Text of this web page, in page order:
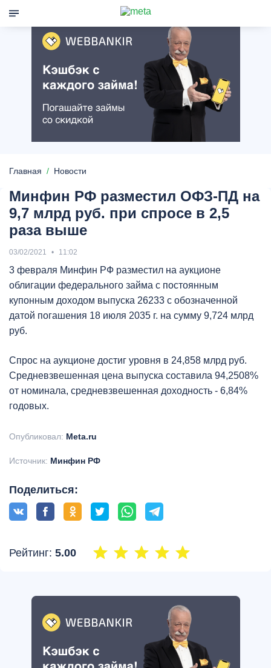
Главная Новости
Минфин РФ разместил ОФЗ-ПД на
9,7 млрд руб. при спросе в 2,5
раза выше
03/02/2021 11:02
3 февраля Минфин РФ разместил на аукционе
облигации федерального займа с постоянным
купонным доходом выпуска 26233 с обозначенной
датой погашения 18 июля 2035 г. на сумму 9,724 млрд
руб.
Спрос на аукционе достиг уровня в 24,858 млрд руб.
Средневзвешенная цена выпуска составила 94,2508%
от номинала, средневзвешенная доходность - 6,84%
годовых.
Опубликовал: Meta.ru
Источник: Минфин РФ
Поделиться:
Рейтинг: 5.00